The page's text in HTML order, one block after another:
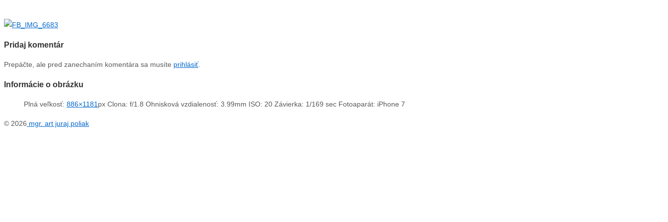
Pridaj komentár
Prepáčte, ale pred zanechaním komentára sa musíte prihlásiť.
Informácie o obrázku
Plná veľkosť: 886×1181 px Clona: f/1.8 Ohnisková vzdialenosť: 3.99mm ISO: 20 Závierka: 1/169 sec Fotoaparát: iPhone 7
© 2026 mgr. art juraj poliak